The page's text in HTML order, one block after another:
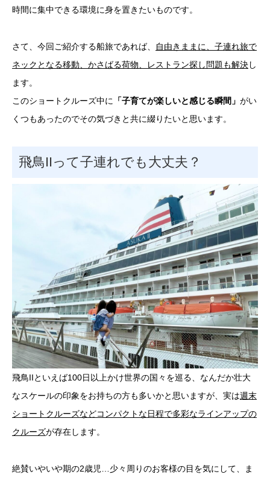
時間に集中できる環境に身を置きたいものです。
さて、今回ご紹介する船旅であれば、
自由きままに、​​​​子連れ旅で
ネックとなる移動、かさばる荷物、レストラン探し問題も解決し
ます。
このショートクルーズ中に
「子育てが楽しいと感じる瞬間」 がい
くつもあったのでその気づきと共に綴りたいと思います。
飛鳥IIって子連れでも大丈夫？
飛鳥IIといえば100日以上かけ世界の国々を巡る、なんだか壮大
なスケールの印象をお持ちの方も多いかと思いますが、実は週末
ショートクルーズなどコンパクトな日程で多彩なラインアップの
クルーズが存在します。
絶賛いやいや期の2歳児…少々周りのお客様の目を気にして、ま